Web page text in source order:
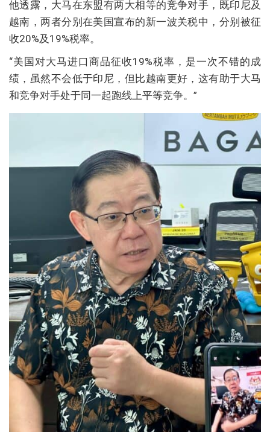
他透露，大马在东盟有两大相等的竞争对手，既印尼及
越南，两者分别在美国宣布的新一波关税中，分别被征
收20%及19%税率。
“美国对大马进口商品征收19%税率，是一次不错的成
绩，虽然不会低于印尼，但比越南更好，这有助于大马
和竞争对手处于同一起跑线上平等竞争。”